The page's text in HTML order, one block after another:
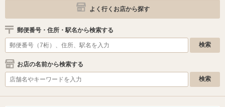
よく行くお店から探す
郵便番号・住所・駅名から検索する
お店の名前から検索する